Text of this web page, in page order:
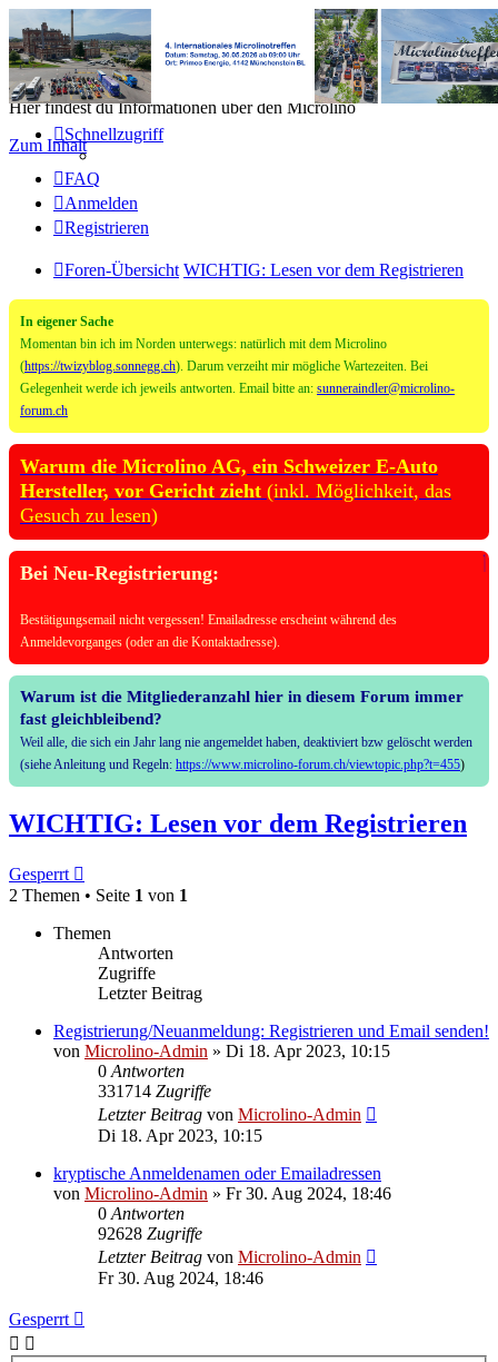
Microlino Forum
Hier findest du Informationen über den Microlino
Zum Inhalt
Schnellzugriff
FAQ
Anmelden
Registrieren
Foren-Übersicht WICHTIG: Lesen vor dem Registrieren
In eigener Sache
Momentan bin ich im Norden unterwegs: natürlich mit dem Microlino
(https://twizyblog.sonnegg.ch). Darum verzeiht mir mögliche Wartezeiten. Bei
Gelegenheit werde ich jeweils antworten. Email bitte an: sunneraindler@microlino-
forum.ch
Warum die Microlino AG, ein Schweizer E-Auto
Hersteller, vor Gericht zieht (inkl. Möglichkeit, das
Gesuch zu lesen)
Bei Neu-Registrierung:
Bestätigungsemail nicht vergessen! Emailadresse erscheint während des
Anmeldevorganges (oder an die Kontaktadresse).
Warum ist die Mitgliederanzahl hier in diesem Forum immer
fast gleichbleibend?
Weil alle, die sich ein Jahr lang nie angemeldet haben, deaktiviert bzw gelöscht werden
(siehe Anleitung und Regeln: https://www.microlino-forum.ch/viewtopic.php?t=455)
WICHTIG: Lesen vor dem Registrieren
Gesperrt
2 Themen • Seite 1 von 1
Themen
Antworten
Zugriffe
Letzter Beitrag
Registrierung/Neuanmeldung: Registrieren und Email senden!
von Microlino-Admin » Di 18. Apr 2023, 10:15
0 Antworten
331714 Zugriffe
Letzter Beitrag von Microlino-Admin
Di 18. Apr 2023, 10:15
kryptische Anmeldenamen oder Emailadressen
von Microlino-Admin » Fr 30. Aug 2024, 18:46
0 Antworten
92628 Zugriffe
Letzter Beitrag von Microlino-Admin
Fr 30. Aug 2024, 18:46
Gesperrt